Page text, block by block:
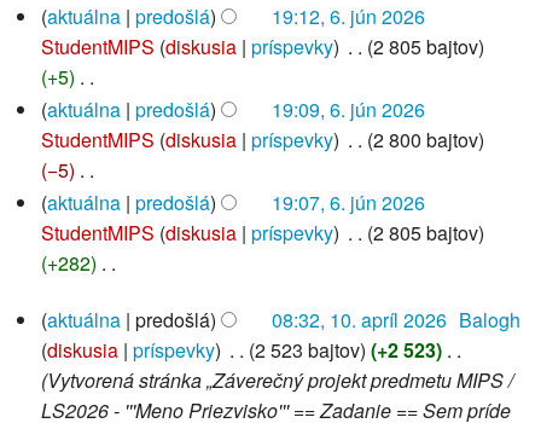
aktuálna predošlá
19:12, 6. jún 2026
StudentMIPS diskusia príspevky
2 805 bajtov
+5
B
e
z
s
h
r
u
t
í
e
aktuálna predošlá
19:09, 6. jún 2026
StudentMIPS diskusia príspevky
2 800 bajtov
−5
B
e
z
h
r
n
u
aktuálna predošlá
19:07, 6. jún 2026
StudentMIPS diskusia príspevky
2 805 bajtov
+282
e
z
s
h
10.
apríl
2026
aktuálna predošlá 08:32, 10. apríl 2026‎ Balogh
diskusia príspevky 2 523 bajtov +2 523 ‎
Vytvorená stránka „Záverečný projekt predmetu MIPS /
LS2026 - '''Meno Priezvisko''' == Zadanie == Sem príde